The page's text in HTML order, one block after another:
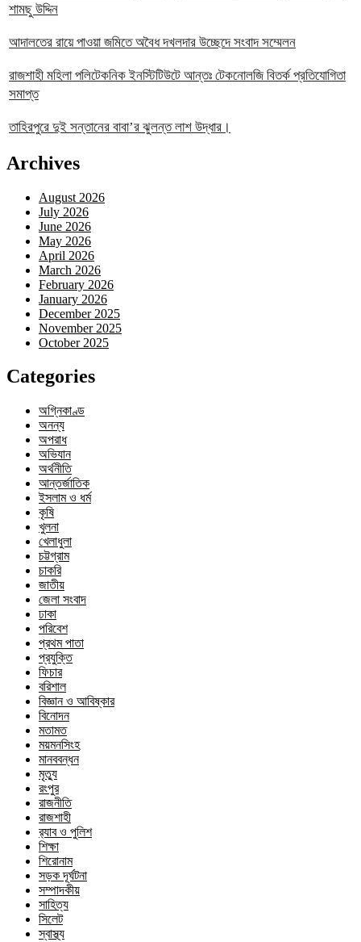
শামছু উদ্দিন
আদালতের রায়ে পাওয়া জমিতে অবৈধ দখলদার উচ্ছেদে সংবাদ সম্মেলন
রাজশাহী মহিলা পলিটেকনিক ইনস্টিটিউটে আন্তঃ টেকনোলজি বিতর্ক প্রতিযোগিতা
সমাপ্ত
তাহিরপুরে দুই সন্তানের বাবা’র ঝুলন্ত লাশ উদ্ধার।
Archives
August 2026
July 2026
June 2026
May 2026
April 2026
March 2026
February 2026
January 2026
December 2025
November 2025
October 2025
Categories
অগ্নিকাণ্ড
অনন্য
অপরাধ
অভিযান
অর্থনীতি
আন্তর্জাতিক
ইসলাম ও ধর্ম
কৃষি
খুলনা
খেলাধুলা
চট্টগ্রাম
চাকরি
জাতীয়
জেলা সংবাদ
ঢাকা
পরিবেশ
প্রথম পাতা
প্রযুক্তি
ফিচার
বরিশাল
বিজ্ঞান ও আবিষ্কার
বিনোদন
মতামত
ময়মনসিংহ
মানববন্ধন
মৃত্যু
রংপুর
রাজনীতি
রাজশাহী
র‍্যাব ও পুলিশ
শিক্ষা
শিরোনাম
সড়ক দূর্ঘটনা
সম্পাদকীয়
সাহিত্য
সিলেট
স্বাস্থ্য